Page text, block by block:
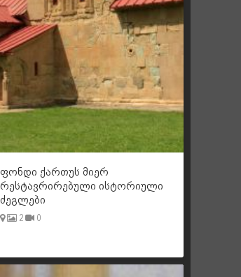
ფონდი ქართუს მიერ
რესტავრირებული ისტორიული
ძეგლები
2 0